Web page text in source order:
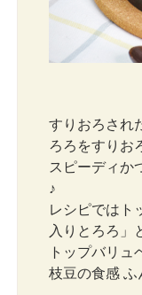
すりおろされ
ろろをすりお
スピーディか
♪
レシピではト
入りとろろ」
トップバリュ
枝豆の食感 ふ